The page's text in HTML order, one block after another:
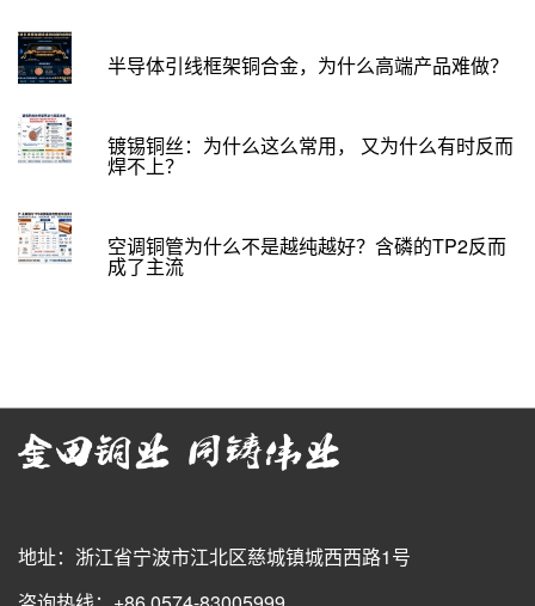
半导体引线框架铜合金，为什么高端产品难做？
镀锡铜丝：为什么这么常用， 又为什么有时反而
焊不上？
空调铜管为什么不是越纯越好？含磷的TP2反而
成了主流
地址：浙江省宁波市江北区慈城镇城西西路1号